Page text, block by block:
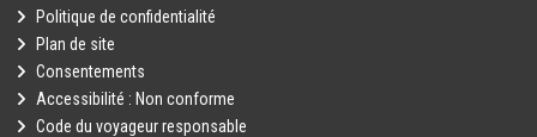
Politique de confidentialité
Plan de site
Consentements
Accessibilité : Non conforme
Code du voyageur responsable